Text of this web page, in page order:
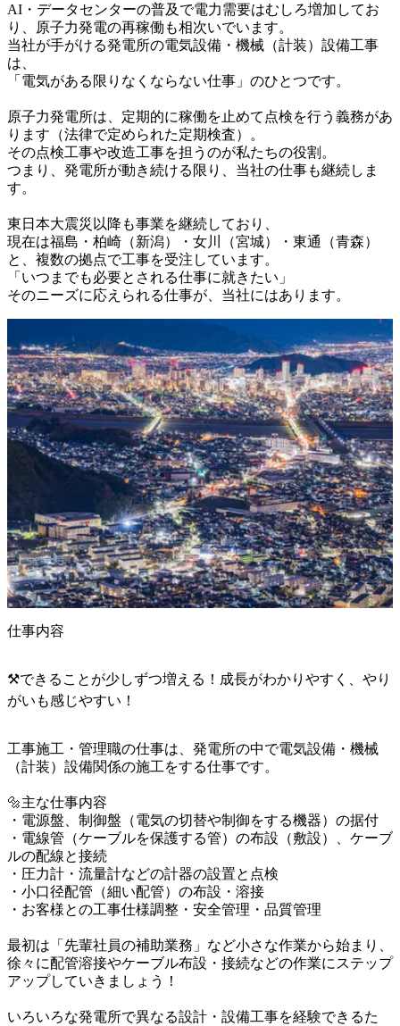
AI・データセンターの普及で電力需要はむしろ増加してお
り、原子力発電の再稼働も相次いでいます。
当社が手がける発電所の電気設備・機械（計装）設備工事
は、
「電気がある限りなくならない仕事」のひとつです。
原子力発電所は、定期的に稼働を止めて点検を行う義務があ
ります（法律で定められた定期検査）。
その点検工事や改造工事を担うのが私たちの役割。
つまり、発電所が動き続ける限り、当社の仕事も継続しま
す。
東日本大震災以降も事業を継続しており、
現在は福島・柏崎（新潟）・女川（宮城）・東通（青森）
と、複数の拠点で工事を受注しています。
「いつまでも必要とされる仕事に就きたい」
そのニーズに応えられる仕事が、当社にはあります。
仕事内容
⚒️できることが少しずつ増える！成長がわかりやすく、やり
がいも感じやすい！
工事施工・管理職の仕事は、発電所の中で電気設備・機械
（計装）設備関係の施工をする仕事です。
🔩主な仕事内容
・電源盤、制御盤（電気の切替や制御をする機器）の据付
・電線管（ケーブルを保護する管）の布設（敷設）、ケーブ
ルの配線と接続
・圧力計・流量計などの計器の設置と点検
・小口径配管（細い配管）の布設・溶接
・お客様との工事仕様調整・安全管理・品質管理
最初は「先輩社員の補助業務」など小さな作業から始まり、
徐々に配管溶接やケーブル布設・接続などの作業にステップ
アップしていきましょう！
いろいろな発電所で異なる設計・設備工事を経験できるた